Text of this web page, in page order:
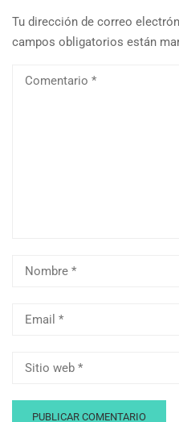
Tu dirección de correo
campos obligatorios están